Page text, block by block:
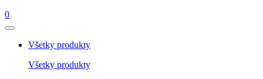
0
Všetky produkty
Všetky produkty